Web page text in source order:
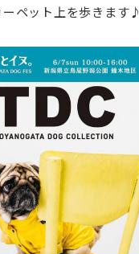
ペット上を歩きます♪